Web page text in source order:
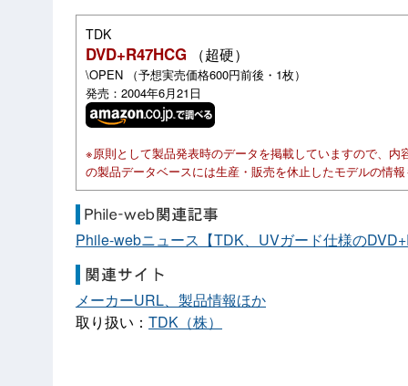
TDK
DVD+R47HCG （超硬）
\OPEN （予想実売価格600円前後・1枚）
発売：2004年6月21日
※原則として製品発表時のデータを掲載していますので、
の製品データベースには生産・販売を休止したモデルの情
Phile-webニュース【TDK、UVガード仕様の
メーカーURL、製品情報ほか
取り扱い： TDK（株）